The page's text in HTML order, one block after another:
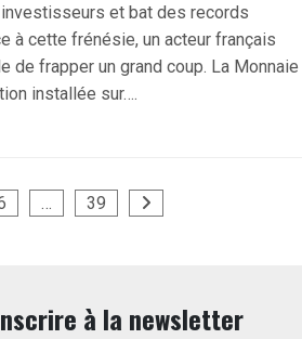
investisseurs et bat des records
à cette frénésie, un acteur français
de frapper un grand coup. La Monnaie
installée sur….
… 39
à la newsletter